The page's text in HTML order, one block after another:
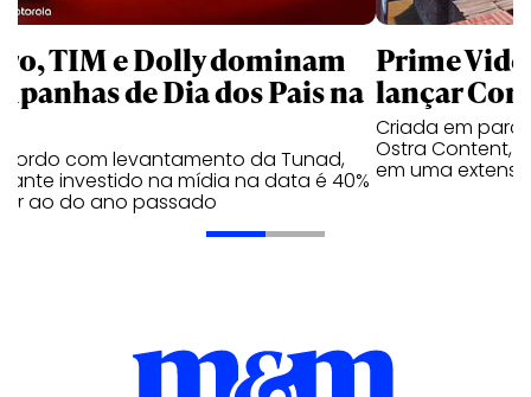
TIM e Dolly dominam
de Dia dos Pais na
com levantamento da Tunad,
investido na mídia na data é 40%
ao do ano passado
Prime
lançar
Criada em
Ostra Content,
em uma